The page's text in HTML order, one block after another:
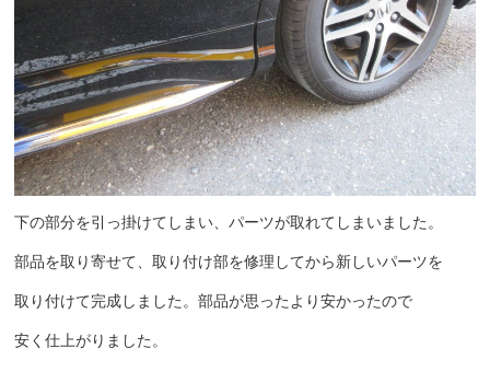
下の部分を引っ掛けてしまい、パーツが取れてしまいました。
部品を取り寄せて、取り付け部を修理してから新しいパーツを
取り付けて完成しました。部品が思ったより安かったので
安く仕上がりました。